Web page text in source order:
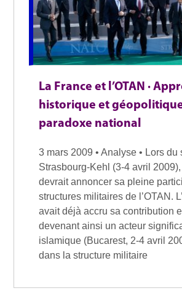
La France et l’OTAN ·
historique et
paradoxe national
3 mars 2009 • Analyse • Lors du
Strasbourg-Kehl (3-4 avril
devrait annoncer sa pleine
structures militaires de l’OTAN.
avait déjà accru sa contribution
devenant ainsi un acteur
islamique (Bucarest, 2-4 avril
dans la structure militaire